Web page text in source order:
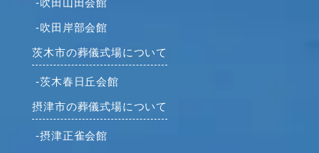
2021年9月
2021年8月
2021年7月
2021年6月
2021年5月
2021年4月
-吹田山田会館
-吹田岸部会館
茨木市の葬儀式場について
-茨木春日丘会館
摂津市の葬儀式場について
-摂津正雀会館